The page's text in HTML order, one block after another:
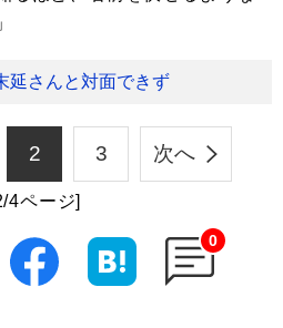
延さんと対面できず
2 3 次へ
4ページ]
0